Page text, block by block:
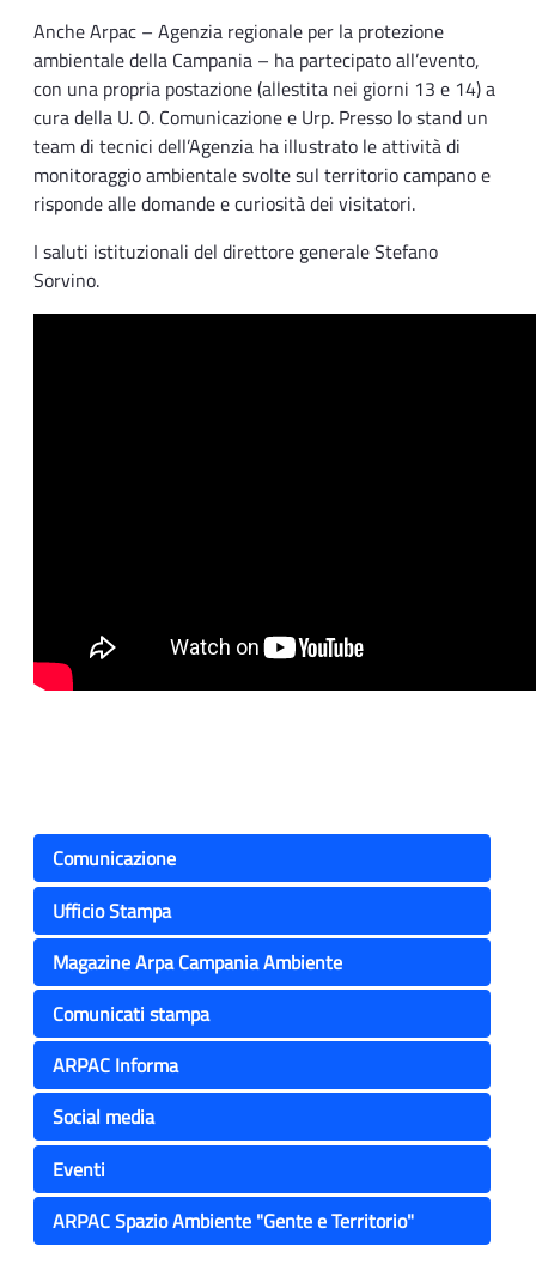
Anche Arpac – Agenzia regionale per la protezione
ambientale della Campania – ha partecipato all’evento,
con una propria postazione (allestita nei giorni 13 e 14) a
cura della U. O. Comunicazione e Urp. Presso lo stand un
team di tecnici dell’Agenzia ha illustrato le attività di
monitoraggio ambientale svolte sul territorio campano e
risponde alle domande e curiosità dei visitatori.
I saluti istituzionali del direttore generale Stefano
Sorvino.
Comunicazione
Ufficio Stampa
Magazine Arpa Campania Ambiente
Comunicati stampa
ARPAC Informa
Social media
Eventi
ARPAC Spazio Ambiente "Gente e Territorio"